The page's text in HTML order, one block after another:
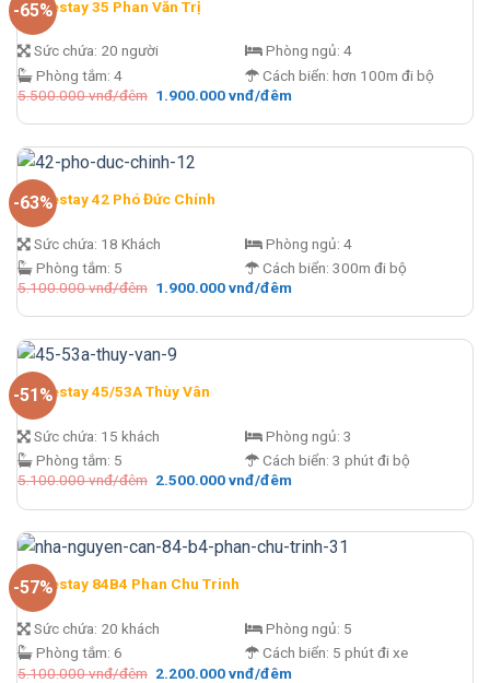
-65%
Homestay 35 Phan Văn Trị
Sức chứa: 20 người
Phòng tắm: 4
Phòng ngủ: 4
Cách biển: hơn 100m đi bộ
5.500.000vnđ/đêm Giá
là:
đêm.
1.900.000vnđ/đêmGiá
tại
1.900.000 vnđ/
-63%
Homestay 42 Phó Đức Chính
Sức chứa: 18 Khách
Phòng tắm: 5
Phòng ngủ: 4
Cách biển: 300m đi bộ
5.100.000vnđ/đêm Giá
là:
đêm.
1.900.000vnđ/đêmGiá
tại
1.900.000 vnđ/
-51%
Homestay 45/53A Thùy Vân
Sức chứa: 15 khách
Phòng tắm: 5
Phòng ngủ: 3
Cách biển: 3 phút đi bộ
5.100.000vnđ/đêm Giá
là:
đêm.
2.500.000vnđ/đêmGiá
tại
2.500.000 vnđ/
đêm.
-57%
Homestay 84B4 Phan Chu Trinh
Sức chứa: 20 khách
Phòng tắm: 6
Phòng ngủ: 5
Cách biển: 5 phút đi xe
5.100.000vnđ/đêm Giá
2.200.000vnđ/đêmGiá